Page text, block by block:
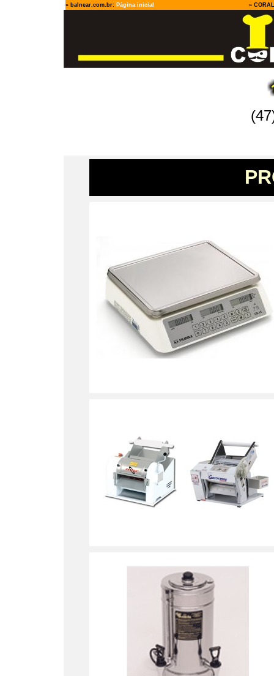
» balnear.com.br: Página inicial »